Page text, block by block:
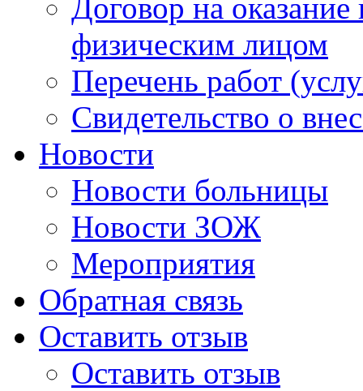
Договор на
физическим лицом
Перечень работ
Свидетельство о
Новости
Новости больницы
Новости ЗОЖ
Мероприятия
Обратная связь
Оставить отзыв
Оставить отзыв